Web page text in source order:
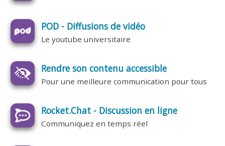
POD - Diffusions de vidéo
Le youtube universitaire
Rendre son contenu accessible
Pour une meilleure communication pour tous
Rocket.Chat - Discussion en ligne
Communiquez en temps réel